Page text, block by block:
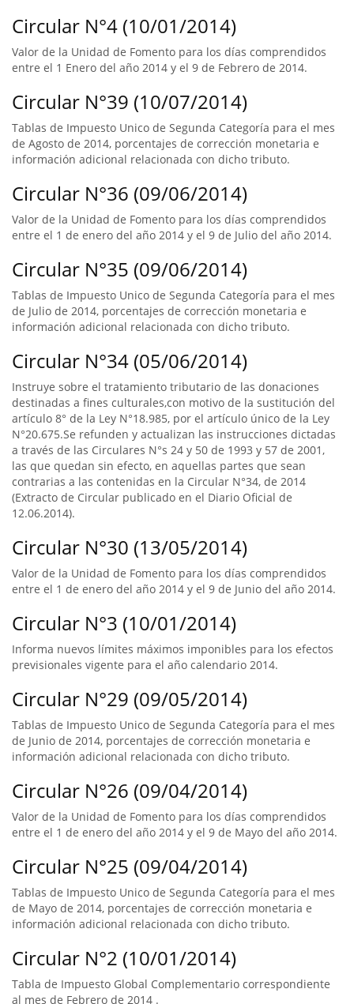
Circular N°4 (10/01/2014)
Valor de la Unidad de Fomento para los días comprendidos
entre el 1 Enero del año 2014 y el 9 de Febrero de 2014.
Circular N°39 (10/07/2014)
Tablas de Impuesto Unico de Segunda Categoría para el mes
de Agosto de 2014, porcentajes de corrección monetaria e
información adicional relacionada con dicho tributo.
Circular N°36 (09/06/2014)
Valor de la Unidad de Fomento para los días comprendidos
entre el 1 de enero del año 2014 y el 9 de Julio del año 2014.
Circular N°35 (09/06/2014)
Tablas de Impuesto Unico de Segunda Categoría para el mes
de Julio de 2014, porcentajes de corrección monetaria e
información adicional relacionada con dicho tributo.
Circular N°34 (05/06/2014)
Instruye sobre el tratamiento tributario de las donaciones
destinadas a fines culturales,con motivo de la sustitución del
artículo 8° de la Ley N°18.985, por el artículo único de la Ley
N°20.675.Se refunden y actualizan las instrucciones dictadas
a través de las Circulares N°s 24 y 50 de 1993 y 57 de 2001,
las que quedan sin efecto, en aquellas partes que sean
contrarias a las contenidas en la Circular N°34, de 2014
(Extracto de Circular publicado en el Diario Oficial de
12.06.2014).
Circular N°30 (13/05/2014)
Valor de la Unidad de Fomento para los días comprendidos
entre el 1 de enero del año 2014 y el 9 de Junio del año 2014.
Circular N°3 (10/01/2014)
Informa nuevos límites máximos imponibles para los efectos
previsionales vigente para el año calendario 2014.
Circular N°29 (09/05/2014)
Tablas de Impuesto Unico de Segunda Categoría para el mes
de Junio de 2014, porcentajes de corrección monetaria e
información adicional relacionada con dicho tributo.
Circular N°26 (09/04/2014)
Valor de la Unidad de Fomento para los días comprendidos
entre el 1 de enero del año 2014 y el 9 de Mayo del año 2014.
Circular N°25 (09/04/2014)
Tablas de Impuesto Unico de Segunda Categoría para el mes
de Mayo de 2014, porcentajes de corrección monetaria e
información adicional relacionada con dicho tributo.
Circular N°2 (10/01/2014)
Tabla de Impuesto Global Complementario correspondiente
al mes de Febrero de 2014 .